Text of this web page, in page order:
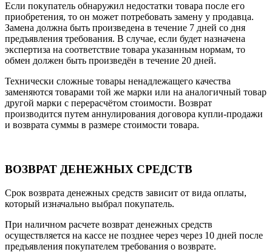
Если покупатель обнаружил недостатки товара после его
приобретения, то он может потребовать замену у продавца.
Замена должна быть произведена в течение 7 дней со дня
предъявления требования. В случае, если будет назначена
экспертиза на соответствие товара указанным нормам, то
обмен должен быть произведён в течение 20 дней.
Технически сложные товары ненадлежащего качества
заменяются товарами той же марки или на аналогичный товар
другой марки с перерасчётом стоимости. Возврат
производится путем аннулирования договора купли-продажи
и возврата суммы в размере стоимости товара.
ВОЗВРАТ ДЕНЕЖНЫХ СРЕДСТВ
Срок возврата денежных средств зависит от вида оплаты,
который изначально выбрал покупатель.
При наличном расчете возврат денежных средств
осуществляется на кассе не позднее через через 10 дней после
предъявления покупателем требования о возврате.